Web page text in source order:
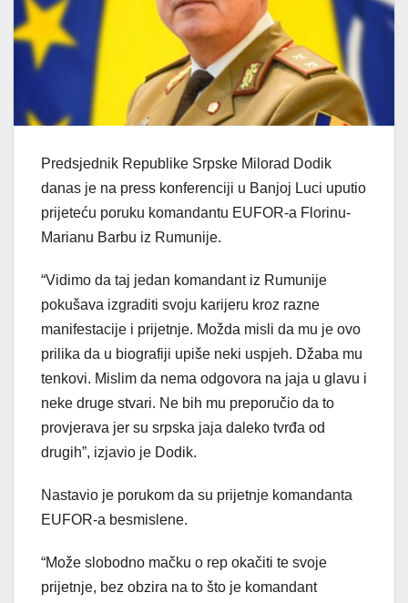
Predsjednik Republike Srpske Milorad Dodik
danas je na press konferenciji u Banjoj Luci uputio
prijeteću poruku komandantu EUFOR-a Florinu-
Marianu Barbu iz Rumunije.
“Vidimo da taj jedan komandant iz Rumunije
pokušava izgraditi svoju karijeru kroz razne
manifestacije i prijetnje. Možda misli da mu je ovo
prilika da u biografiji upiše neki uspjeh. Džaba mu
tenkovi. Mislim da nema odgovora na jaja u glavu i
neke druge stvari. Ne bih mu preporučio da to
provjerava jer su srpska jaja daleko tvrđa od
drugih”, izjavio je Dodik.
Nastavio je porukom da su prijetnje komandanta
EUFOR-a besmislene.
“Može slobodno mačku o rep okačiti te svoje
prijetnje, bez obzira na to što je komandant